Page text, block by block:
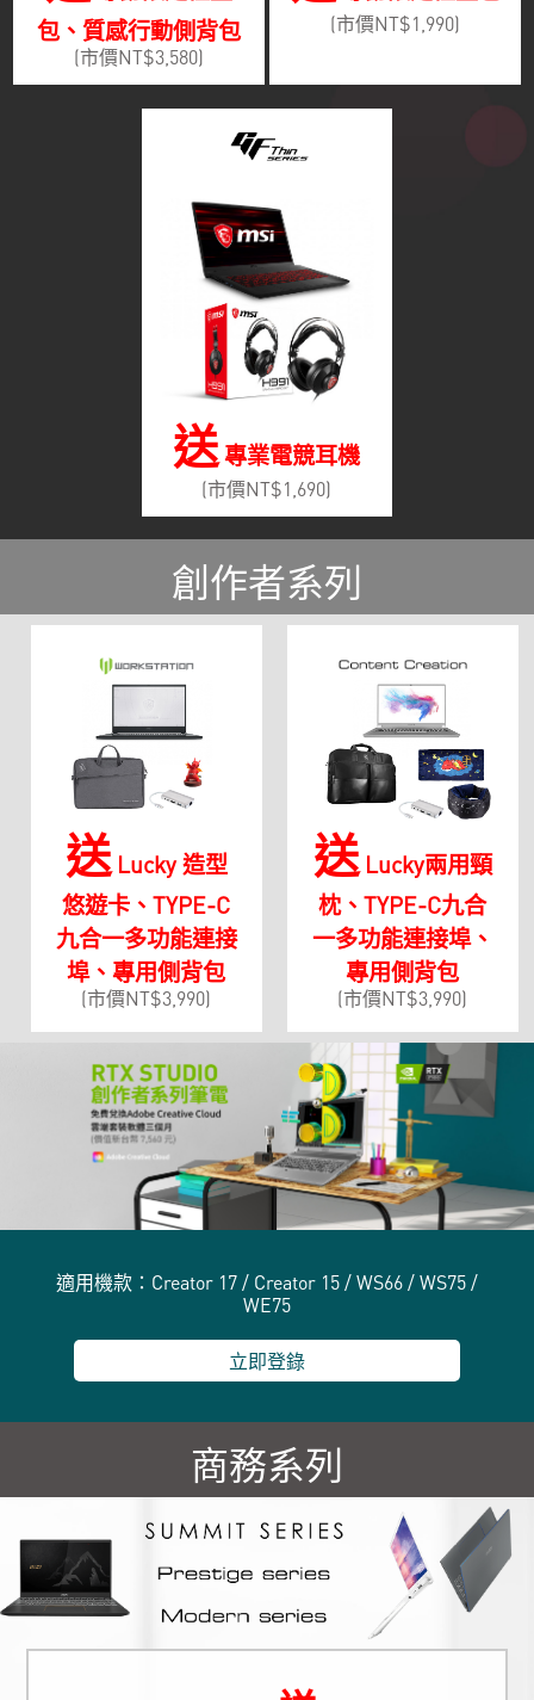
包、質感行動側背包
(市價NT$3,580)
(市價NT$1,990)
送專業電競耳機
(市價NT$1,690)
創作者系列
送Lucky 造型
悠遊卡、TYPE-C
九合一多功能連接
埠、專用側背包
(市價NT$3,990)
送Lucky兩用頸
枕、TYPE-C九合
一多功能連接埠、
專用側背包
(市價NT$3,990)
適用機款：Creator 17 / Creator 15 / WS66 / WS75 /
WE75
立即登錄
商務系列